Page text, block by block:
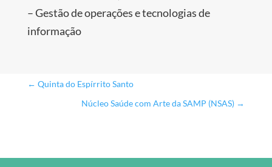
– Gestão de operações e tecnologias de
informação
← Quinta do Espírrito Santo
Núcleo Saúde com Arte da SAMP (NSAS) →